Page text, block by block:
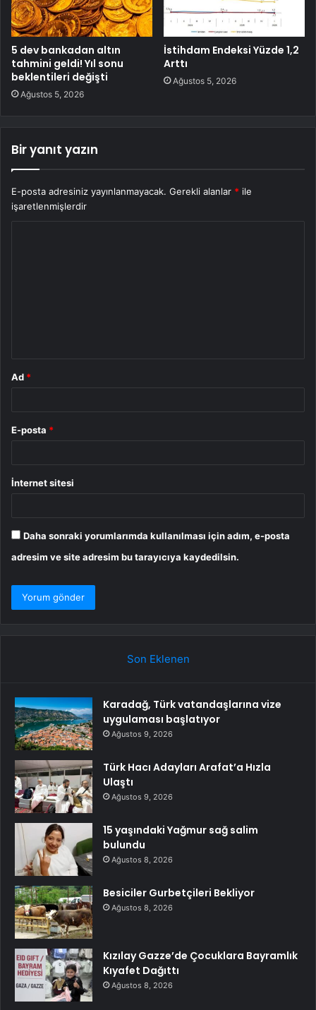
5 dev bankadan altın
tahmini geldi! Yıl sonu
beklentileri değişti
Ağustos 5, 2026
İstihdam Endeksi Yüzde 1,2
Arttı
Ağustos 5, 2026
Bir yanıt yazın
E-posta adresiniz yayınlanmayacak. Gerekli alanlar * ile
işaretlenmişlerdir
Ad *
E-posta *
İnternet sitesi
Daha sonraki yorumlarımda kullanılması için adım, e-posta
adresim ve site adresim bu tarayıcıya kaydedilsin.
Son Eklenen
Karadağ, Türk vatandaşlarına vize
uygulaması başlatıyor
Ağustos 9, 2026
Türk Hacı Adayları Arafat’a Hızla
Ulaştı
Ağustos 9, 2026
15 yaşındaki Yağmur sağ salim
bulundu
Ağustos 8, 2026
Besiciler Gurbetçileri Bekliyor
Ağustos 8, 2026
Kızılay Gazze’de Çocuklara Bayramlık
Kıyafet Dağıttı
Ağustos 8, 2026